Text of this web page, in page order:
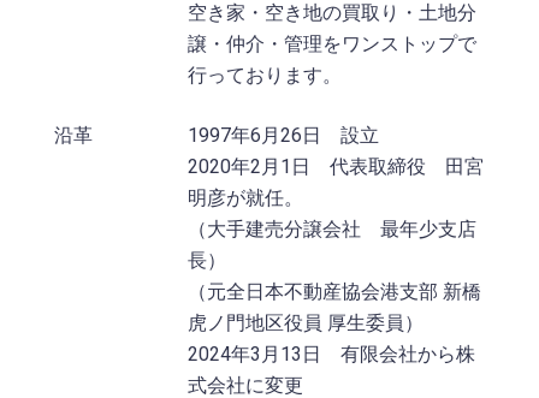
空き家・空き地の買取り・土地分
譲・仲介・管理をワンストップで
行っております。
沿革
1997年6月26日 設立
2020年2月1日 代表取締役 田宮
明彦が就任。
（大手建売分譲会社 最年少支店
長）
（元全日本不動産協会港支部 新橋
虎ノ門地区役員 厚生委員）
2024年3月13日 有限会社から株
式会社に変更